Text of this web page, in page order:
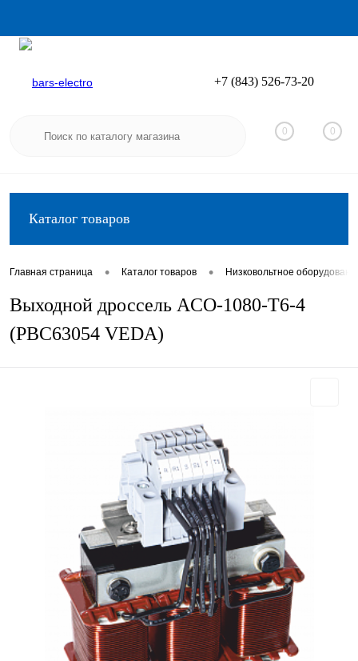
Вход
+7 (843) 526-73-20
0 0
Каталог товаров
Главная страница • Каталог товаров • Низковольтное
Выходной дроссель ACO-1080-T6-4
(PBC63054 VEDA)